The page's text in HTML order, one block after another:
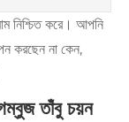
নিশ্চিত করে। আপনি
করছেন না কেন,
তাঁবু চয়ন